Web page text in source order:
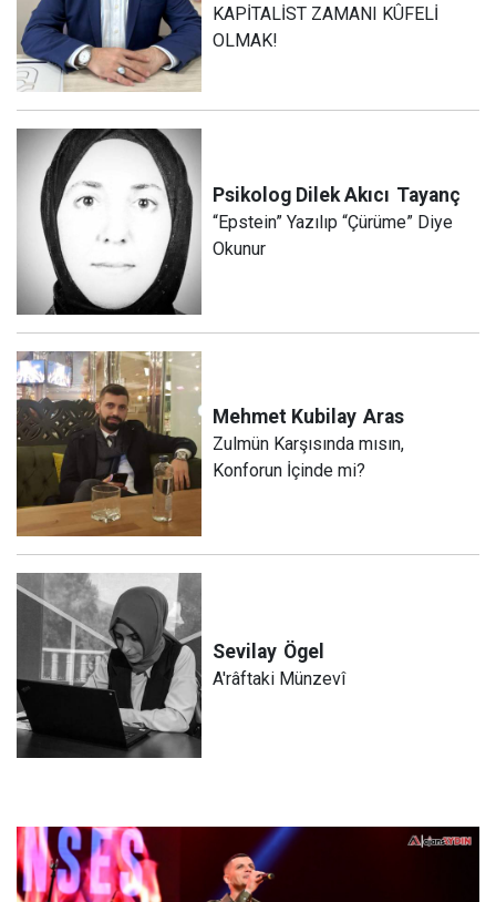
KAPİTALİST ZAMANI KÛFELİ
OLMAK!
Psikolog Dilek Akıcı Tayanç
“Epstein” Yazılıp “Çürüme” Diye
Okunur
Mehmet Kubilay Aras
Zulmün Karşısında mısın,
Konforun İçinde mi?
Sevilay Ögel
A'râftaki Münzevî